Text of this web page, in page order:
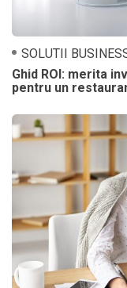
SOLUTII
Ghid ROI: merita
pentru un